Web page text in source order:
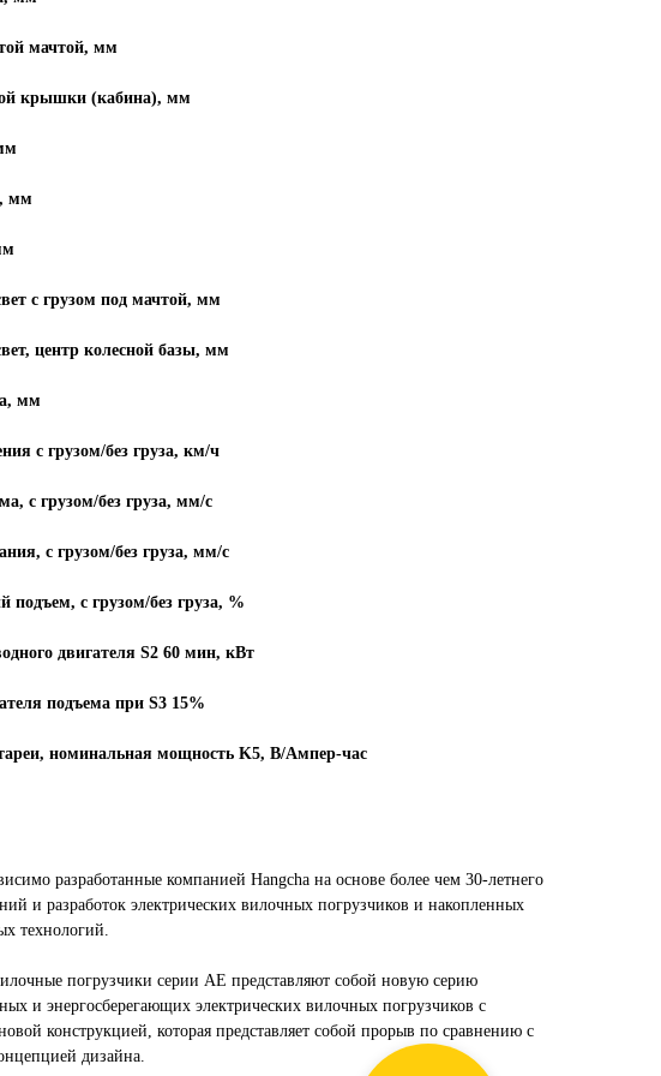
мачтой, мм
крышки (кабина), мм
мм
с грузом под мачтой, мм
центр колесной базы, мм
мм
с грузом/без груза, км/ч
с грузом/без груза, мм/с
с грузом/без груза, мм/с
подъем, с грузом/без груза, %
двигателя S2 60 мин, кВт
подъема при S3 15%
номинальная мощность K5, В/Ампер-час
разработанные компанией Hangcha на основе более чем 30-летнего
и разработок электрических вилочных погрузчиков и накопленных
технологий.
погрузчики серии AE представляют собой новую серию
и энергосберегающих электрических вилочных погрузчиков с
конструкцией, которая представляет собой прорыв по сравнению с
дизайна.
Сделано в